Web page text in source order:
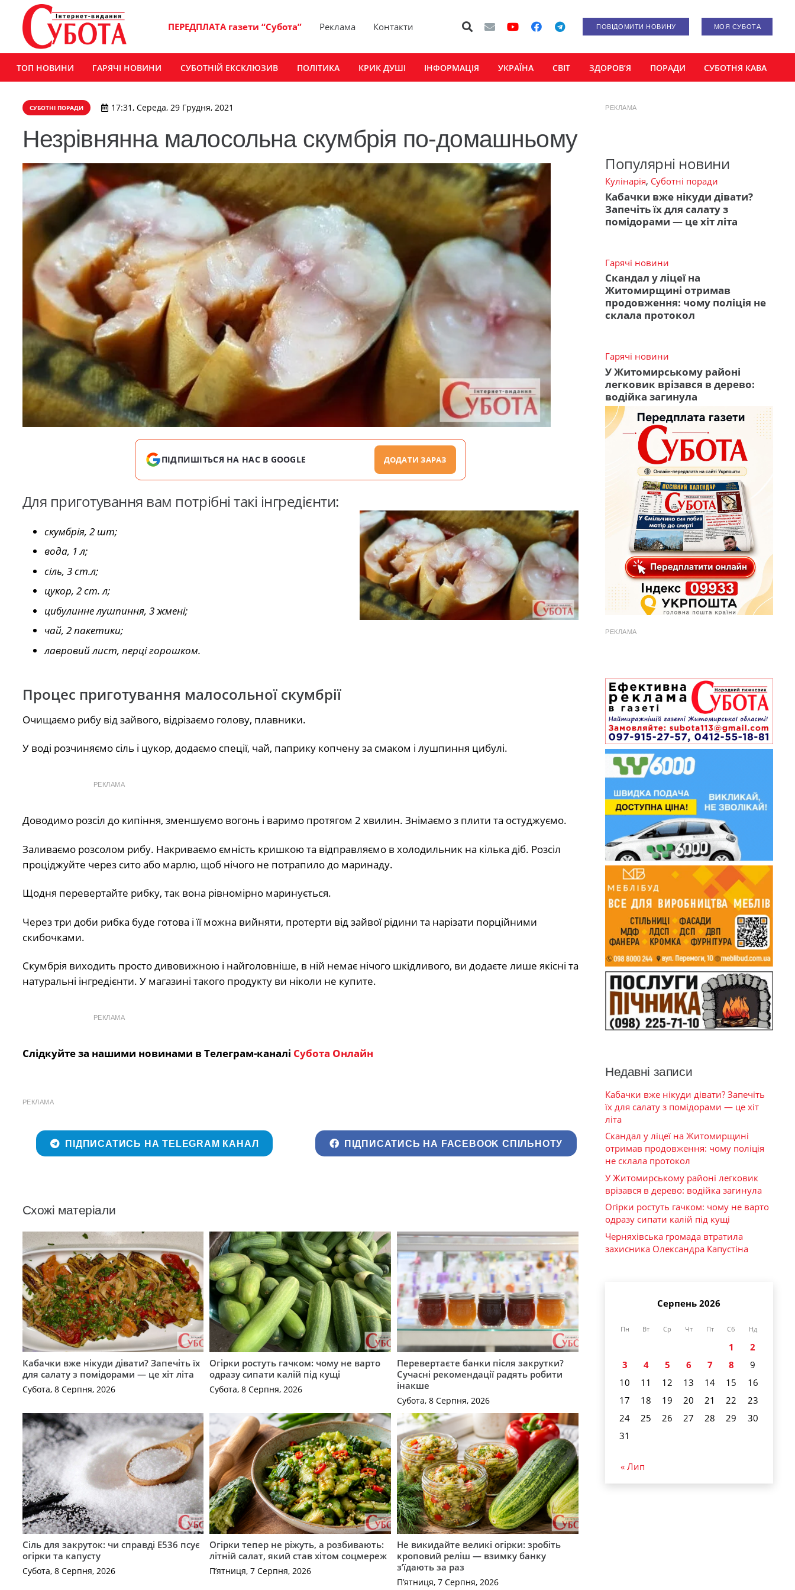
ПЕРЕДПЛАТА газети “Субота” Реклама Контакти ПОВІДОМИТИ НОВИНУ МОЯ СУБОТА
ТОП НОВИНИ ГАРЯЧІ НОВИНИ СУБОТНІЙ ЕКСКЛЮЗИВ ПОЛІТИКА КРИК ДУШІ ІНФОРМАЦІЯ УКРАЇНА СВІТ ЗДОРОВ’Я ПОРАДИ СУБОТНЯ КАВА
СУБОТНІ ПОРАДИ 17:31, Середа, 29 Грудня, 2021
Незрівнянна малосольна скумбрія по-домашньому
ПІДПИШІТЬСЯ НА НАС В GOOGLE ДОДАТИ ЗАРАЗ
Для приготування вам потрібні такі інгредієнти:
скумбрія, 2 шт;
вода, 1 л;
сіль, 3 ст.л;
цукор, 2 ст. л;
цибулинне лушпиння, 3 жмені;
чай, 2 пакетики;
лавровий лист, перці горошком.
Процес приготування малосольної скумбрії
Очищаємо рибу від зайвого, відрізаємо голову, плавники.
У воді розчиняємо сіль і цукор, додаємо спеції, чай, паприку копчену за смаком і лушпиння цибулі.
РЕКЛАМА
Доводимо розсіл до кипіння, зменшуємо вогонь і варимо протягом 2 хвилин. Знімаємо з плити та остуджуємо.
Заливаємо розсолом рибу. Накриваємо ємність кришкою та відправляємо в холодильник на кілька діб. Розсіл
проціджуйте через сито або марлю, щоб нічого не потрапило до маринаду.
Щодня перевертайте рибку, так вона рівномірно маринується.
Через три доби рибка буде готова і її можна вийняти, протерти від зайвої рідини та нарізати порційними
скибочками.
Скумбрія виходить просто дивовижною і найголовніше, в ній немає нічого шкідливого, ви додаєте лише якісні та
натуральні інгредієнти. У магазині такого продукту ви ніколи не купите.
РЕКЛАМА
Слідкуйте за нашими новинами в Телеграм-каналі Субота Онлайн
РЕКЛАМА
ПІДПИСАТИСЬ НА TELEGRAM КАНАЛ ПІДПИСАТИСЬ НА FACEBOOK СПІЛЬНОТУ
Схожі матеріали
Кабачки вже нікуди дівати? Запечіть їх
для салату з помідорами — це хіт літа
Субота, 8 Серпня, 2026
Огірки ростуть гачком: чому не варто
одразу сипати калій під кущі
Субота, 8 Серпня, 2026
Перевертаєте банки після закрутки?
Сучасні рекомендації радять робити
інакше
Субота, 8 Серпня, 2026
Сіль для закруток: чи справді Е536 псує
огірки та капусту
Субота, 8 Серпня, 2026
Огірки тепер не ріжуть, а розбивають:
літній салат, який став хітом соцмереж
П’ятниця, 7 Серпня, 2026
Не викидайте великі огірки: зробіть
кроповий реліш — взимку банку
з’їдають за раз
П’ятниця, 7 Серпня, 2026
РЕКЛАМА
Популярні новини
Кулінарія, Суботні поради
Кабачки вже нікуди дівати?
Запечіть їх для салату з
помідорами — це хіт літа
Гарячі новини
Скандал у ліцеї на
Житомирщині отримав
продовження: чому поліція не
склала протокол
Гарячі новини
У Житомирському районі
легковик врізався в дерево:
водійка загинула
РЕКЛАМА
Недавні записи
Кабачки вже нікуди дівати? Запечіть
їх для салату з помідорами — це хіт
літа
Скандал у ліцеї на Житомирщині
отримав продовження: чому поліція
не склала протокол
У Житомирському районі легковик
врізався в дерево: водійка загинула
Огірки ростуть гачком: чому не варто
одразу сипати калій під кущі
Черняхівська громада втратила
захисника Олександра Капустіна
Серпень 2026
Пн Вт Ср Чт Пт Сб Нд
1
2
3
4 5 6 7 8
9
10
11 12 13 14 15
16
17
18 19 20 21 22
23
24
25 26 27 28 29
30
31
« Лип